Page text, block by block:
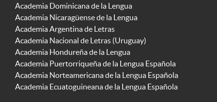
Academia Dominicana de la Lengua
Academia Nicaragüense de la Lengua
Academia Argentina de Letras
Academia Nacional de Letras (Uruguay)
Academia Hondureña de la Lengua
Academia Puertorriqueña de la Lengua Española
Academia Norteamericana de la Lengua Española
Academia Ecuatoguineana de la Lengua Española